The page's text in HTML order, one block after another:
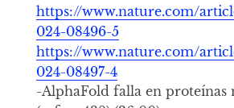
https://www.nature.com/
024-08496-5
https://www.nature.com/
024-08497-4
-AlphaFold falla en proteínas